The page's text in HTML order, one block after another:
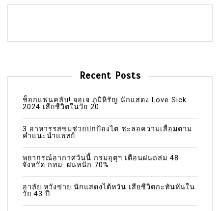
Recent Posts
ช็อกแฟนคลับ! จอเจ ภูมิหิรัญ นักแสดง Love Sick
2024 เสียชีวิตในวัย 20
3 อาหารรสขมช่วยปกป้องไต ชะลอความเสื่อมตาม
คำแนะนำแพทย์
พยากรณ์อากาศวันนี้ กรมอุตุฯ เตือนฝนถล่ม 48
จังหวัด กทม. ฝนหนัก 70%
อาลัย หวังข่าย นักแสดงไต้หวัน เสียชีวิตกะทันหันใน
วัย 43 ปี